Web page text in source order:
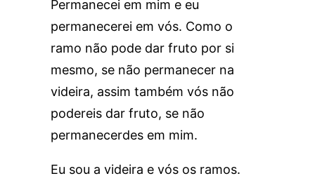
Permanecei em mim e eu
permanecerei em vós. Como o
ramo não pode dar fruto por si
mesmo, se não permanecer na
videira, assim também vós não
podereis dar fruto, se não
permanecerdes em mim.
Eu sou a videira e vós os ramos.